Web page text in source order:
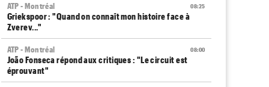
08:25
ATP - Montréal
Griekspoor : "Quand on connaît mon histoire face à
Zverev..."
08:00
ATP - Montréal
João Fonseca répond aux critiques : "Le circuit est
éprouvant"